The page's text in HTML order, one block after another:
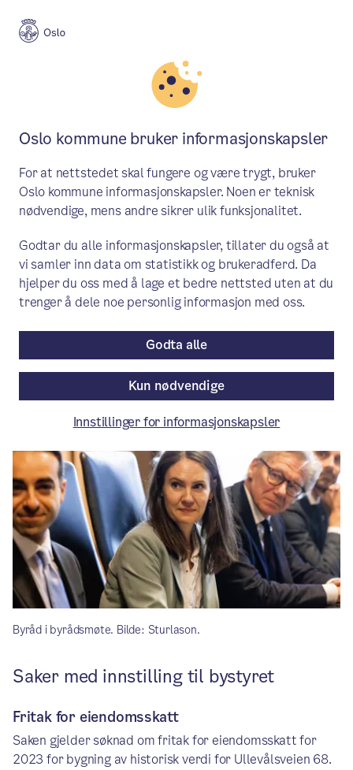
Saker behandlet i byrådet 16.
november
Byrådet behandlet blant annet
tilleggsinnstilling for budsjett 2024.
Saker i byrådet/ Publisert: 09.11.2023 / 16.11.2023
Artikkelen er mer enn ett år gammel.
Byråd i byrådsmøte. Bilde: Sturlason.
Saker med innstilling til bystyret
Fritak for eiendomsskatt
Saken gjelder søknad om fritak for eiendomsskatt for
2023 for bygning av historisk verdi for Ullevålsveien 68.
Oslo kommune bruker informasjonskapsler
For at nettstedet skal fungere og være trygt, bruker
Oslo kommune informasjonskapsler. Noen er teknisk
nødvendige, mens andre sikrer ulik funksjonalitet.
Godtar du alle informasjonskapsler, tillater du også at
vi samler inn data om statistikk og brukeradferd. Da
hjelper du oss med å lage et bedre nettsted uten at du
trenger å dele noe personlig informasjon med oss.
Kun nødvendige
Godta alle
Innstillinger for informasjonskapsler